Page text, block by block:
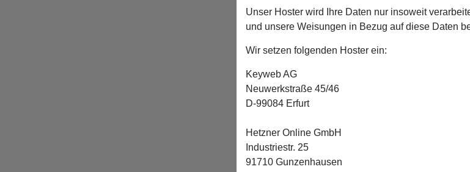
Unser Hoster wird Ihre Daten nur insoweit
und unsere Weisungen in Bezug auf diese Daten
Wir setzen folgenden Hoster ein:
Keyweb AG
Neuwerkstraße 45/46
D-99084 Erfurt
Hetzner Online GmbH
Industriestr. 25
91710 Gunzenhausen